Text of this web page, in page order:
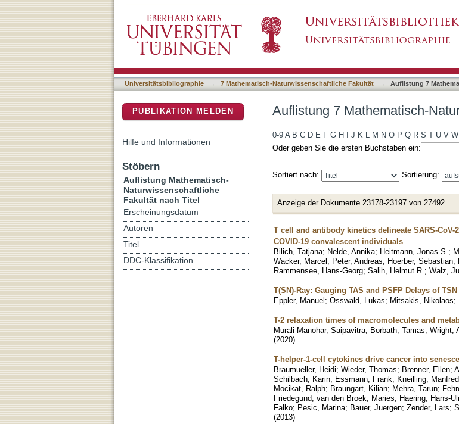
Universitätsbibliographie → 7 Mathematisch-Naturwissenschaftliche Fakultät → Auflistung 7
Auflistung 7 Mathematisch-
0-9 A B C D E F G H J K L M N O P Q R S T U V W
Oder geben Sie die ersten Buchstaben ein:
Sortiert nach: Sortierung:
Anzeige der Dokumente 23178-23197 von 27492
T cell and antibody kinetics delineate SARS-
COVID-19 convalescent individuals
Bilich, Tatjana; Nelde, Annika; Heitmann, Jonas S. ;
Wacker, Marcel; Peter, Andreas; Hoerber, Sebastian;
Rammensee, Hans-Georg; Salih, Helmut R. ; Walz,
T(SN)-Ray: Gauging TAS and PSFP Delays of
Eppler, Manuel; Osswald, Lukas; Mitsakis, Nikolaos;
T-2 relaxation times of macromolecules and
Murali-Manohar, Saipavitra; Borbath, Tamas; Wright,
(2020)
T-helper-1-cell cytokines drive cancer into
Braumueller, Heidi; Wieder, Thomas; Brenner, Ellen;
Schilbach, Karin; Essmann, Frank; Kneilling, Manfred
Mocikat, Ralph; Braungart, Kilian; Mehra, Tarun;
Friedegund; van den Broek, Maries; Haering, Hans-
Falko; Pesic, Marina; Bauer, Juergen; Zender, Lars;
(2013)
PUBLIKATION MELDEN
Hilfe und Informationen
Stöbern
Auflistung Mathematisch-
Naturwissenschaftliche
Fakultät nach Titel
Erscheinungsdatum
Autoren
Titel
DDC-Klassifikation